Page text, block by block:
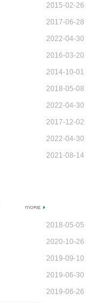
2015-02-26
2017-06-28
2022-04-30
2016-03-20
2014-10-01
2018-05-08
2022-04-30
2017-12-02
2022-04-30
2021-08-14
2018-05-05
2020-10-26
2019-09-10
2019-06-30
2019-06-26